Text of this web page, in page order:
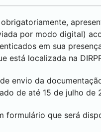
por modo digital)
em sua
está localizada na
envio da
de até 15 de julho de
formulário que será